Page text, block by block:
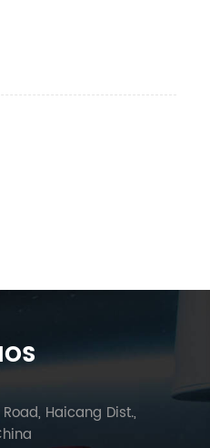
Haicang Dist.,